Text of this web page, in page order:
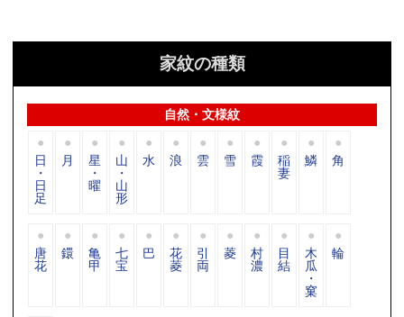
家紋の種類
自然・文様紋
日
・
日
足
月 星
・
曜
山
・
山
形
水 浪 雲 雪 霞 稲
妻
鱗 角
唐
花
鐶 亀
甲
七
宝
巴 花
菱
引
両
菱 村
濃
目
結
木
瓜
・
窠
輪